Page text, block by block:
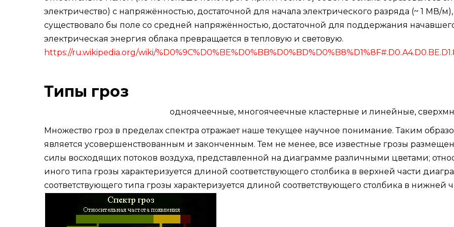
электричество) с напряжённостью, достаточной для начала электрического разряда (~ 1 МВ/
существовало бы поле со средней напряжённостью, достаточной для поддержания
электрическая энергия облака превращается в тепловую и световую.
https://ru.wikipedia.org/wiki/
Типы гроз
одноячеечные, многоячеечные кластерные и линейные,
Множество гроз в пределах спектра отражает наше текущее научное понимание. Таким
является усовершенствованным и законченным. Тем не менее, все известные грозы
силы восходящих потоков воздуха, представленной на диаграмме различными цветами;
иного типа грозы характеризуется длиной соответствующего столбика в верхней части
соответствующего типа грозы характеризуется длиной соответствующего столбика в нижней